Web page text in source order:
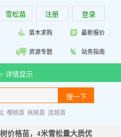
雪松苗 注册 登录
苗木求购 最新报价
资源专题 站务指南
详情显示
樱桃苗 核桃苗 连翘苗
价格苗，4米雪松量大质优